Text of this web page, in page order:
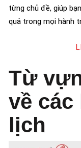
từng chủ đề, giúp
quả trong mọi hành
Từ
về
lịch